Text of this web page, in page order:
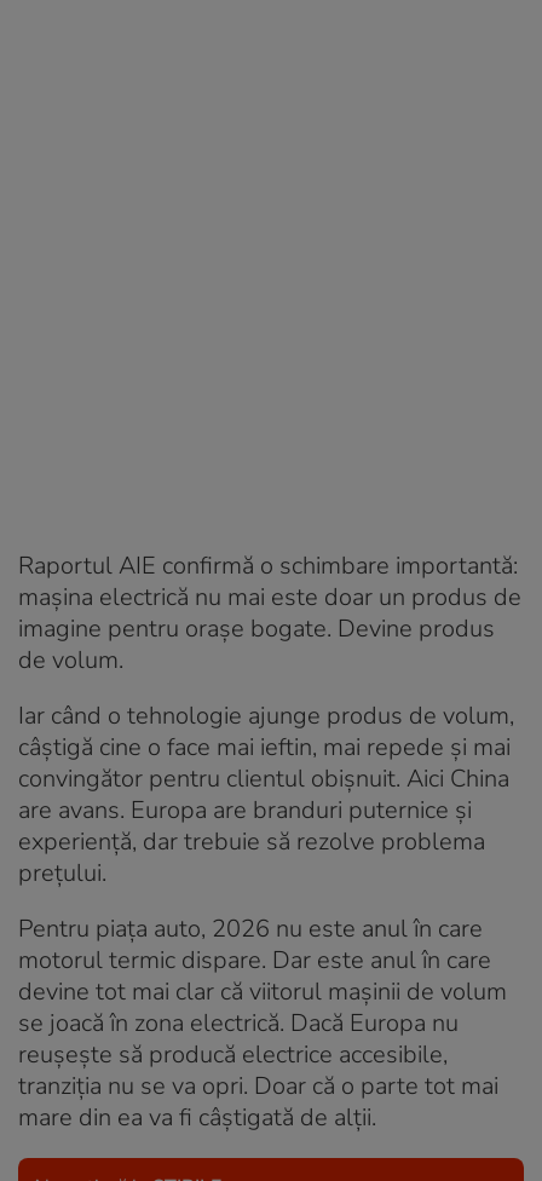
Raportul AIE confirmă o schimbare importantă:
mașina electrică nu mai este doar un produs de
imagine pentru orașe bogate. Devine produs
de volum.
Iar când o tehnologie ajunge produs de volum,
câștigă cine o face mai ieftin, mai repede și mai
convingător pentru clientul obișnuit. Aici China
are avans. Europa are branduri puternice și
experiență, dar trebuie să rezolve problema
prețului.
Pentru piața auto, 2026 nu este anul în care
motorul termic dispare. Dar este anul în care
devine tot mai clar că viitorul mașinii de volum
se joacă în zona electrică. Dacă Europa nu
reușește să producă electrice accesibile,
tranziția nu se va opri. Doar că o parte tot mai
mare din ea va fi câștigată de alții.